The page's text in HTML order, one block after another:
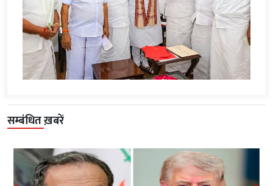
सम्बंधित ख़बरें